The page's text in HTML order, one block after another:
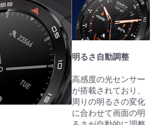
明るさ自動調整
高感度の光センサー
が搭載されており、
周りの明るさの変化
に合わせて画面の明